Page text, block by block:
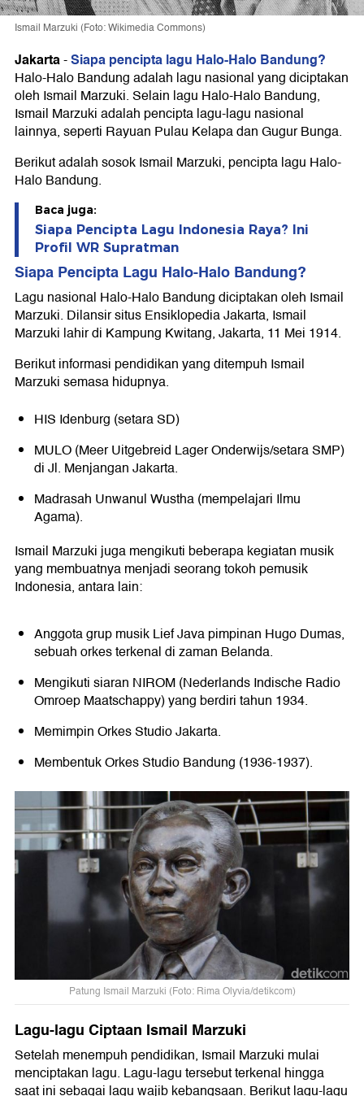
Ismail Marzuki (Foto: Wikimedia Commons)
Jakarta-Siapa pencipta lagu Halo-Halo Bandung?
Halo-Halo Bandung adalah lagu nasional yang diciptakan
oleh Ismail Marzuki. Selain lagu Halo-Halo Bandung,
Ismail Marzuki adalah pencipta lagu-lagu nasional
lainnya, seperti Rayuan Pulau Kelapa dan Gugur Bunga.
Berikut adalah sosok Ismail Marzuki, pencipta lagu Halo-
Halo Bandung.
Baca juga:
Siapa Pencipta Lagu Indonesia Raya? Ini
Profil WR Supratman
Siapa Pencipta Lagu Halo-Halo Bandung?
Lagu nasional Halo-Halo Bandung diciptakan oleh Ismail
Marzuki. Dilansir situs Ensiklopedia Jakarta, Ismail
Marzuki lahir di Kampung Kwitang, Jakarta, 11 Mei 1914.
Berikut informasi pendidikan yang ditempuh Ismail
Marzuki semasa hidupnya.
HIS Idenburg (setara SD)
MULO (Meer Uitgebreid Lager Onderwijs/setara SMP)
di Jl. Menjangan Jakarta.
Madrasah Unwanul Wustha (mempelajari Ilmu
Agama).
Ismail Marzuki juga mengikuti beberapa kegiatan musik
yang membuatnya menjadi seorang tokoh pemusik
Indonesia, antara lain:
Anggota grup musik Lief Java pimpinan Hugo Dumas,
sebuah orkes terkenal di zaman Belanda.
Mengikuti siaran NIROM (Nederlands Indische Radio
Omroep Maatschappy) yang berdiri tahun 1934.
Memimpin Orkes Studio Jakarta.
Membentuk Orkes Studio Bandung (1936-1937).
Patung Ismail Marzuki (Foto: Rima Olyvia/detikcom)
Lagu-lagu Ciptaan Ismail Marzuki
Setelah menempuh pendidikan, Ismail Marzuki mulai
menciptakan lagu. Lagu-lagu tersebut terkenal hingga
saat ini sebagai lagu wajib kebangsaan. Berikut lagu-lagu